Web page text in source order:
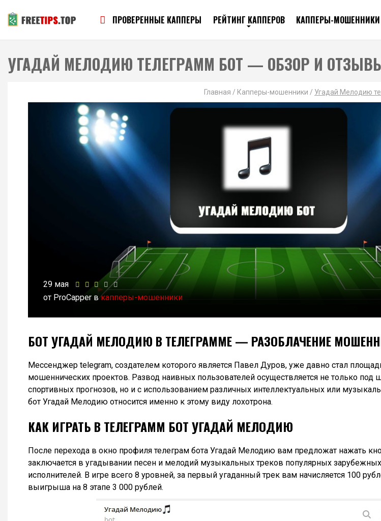
ПРОВЕРЕННЫЕ КАППЕРЫ РЕЙТИНГ КАППЕРОВ КАППЕРЫ-МОШЕННИКИ
УГАДАЙ МЕЛОДИЮ ТЕЛЕГРАММ БОТ — ОБЗОР И
Главная / Капперы-мошенники / Угадай Мелодию
29 мая
от ProCapper в капперы-мошенники
БОТ УГАДАЙ МЕЛОДИЮ В ТЕЛЕГРАММЕ — РАЗОБЛАЧЕНИЕ
Мессенджер telegram, создателем которого является Павел Дуров, уже давно стал
мошеннических проектов. Развод наивных пользователей осуществляется не только
спортивных прогнозов, но и с использованием различных интеллектуальных или
бот Угадай Мелодию относится именно к этому виду лохотрона.
КАК ИГРАТЬ В ТЕЛЕГРАММ БОТ УГАДАЙ МЕЛОДИЮ
После перехода в окно профиля телеграм бота Угадай Мелодию вам предложат нажать
заключается в угадывании песен и мелодий музыкальных треков популярных
исполнителей. В игре всего 8 уровней, за первый угаданный трек вам начисляется 100
выигрыша на 8 этапе 3 000 рублей.